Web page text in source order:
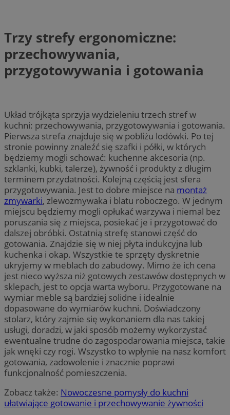
Trzy strefy ergonomiczne:
przechowywania,
przygotowywania i gotowania
Układ trójkąta sprzyja wydzieleniu trzech stref w
kuchni: przechowywania, przygotowywania i gotowania.
Pierwsza strefa znajduje się w pobliżu lodówki. Po tej
stronie powinny znaleźć się szafki i półki, w których
będziemy mogli schować: kuchenne akcesoria (np.
szklanki, kubki, talerze), żywność i produkty z długim
terminem przydatności. Kolejną częścią jest sfera
przygotowywania. Jest to dobre miejsce na montaż
zmywarki, zlewozmywaka i blatu roboczego. W jednym
miejscu będziemy mogli opłukać warzywa i niemal bez
poruszania się z miejsca, posiekać je i przygotować do
dalszej obróbki. Ostatnią strefę stanowi część do
gotowania. Znajdzie się w niej płyta indukcyjna lub
kuchenka i okap. Wszystkie te sprzęty dyskretnie
ukryjemy w meblach do zabudowy. Mimo że ich cena
jest nieco wyższa niż gotowych zestawów dostępnych w
sklepach, jest to opcja warta wyboru. Przygotowane na
wymiar meble są bardziej solidne i idealnie
dopasowane do wymiarów kuchni. Doświadczony
stolarz, który zajmie się wykonaniem dla nas takiej
usługi, doradzi, w jaki sposób możemy wykorzystać
ewentualne trudne do zagospodarowania miejsca, takie
jak wnęki czy rogi. Wszystko to wpłynie na nasz komfort
gotowania, zadowolenie i znacznie poprawi
funkcjonalność pomieszczenia.
Zobacz także: Nowoczesne pomysły do kuchni
ułatwiające gotowanie i przechowywanie żywności